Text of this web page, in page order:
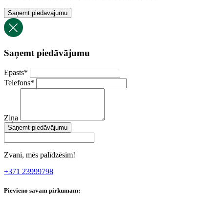
Saņemt piedāvājumu
Saņemt piedāvājumu
Epasts*
Telefons*
Ziņa
Saņemt piedāvājumu
Zvani, mēs palīdzēsim!
+371 23999798
Pievieno savam pirkumam: